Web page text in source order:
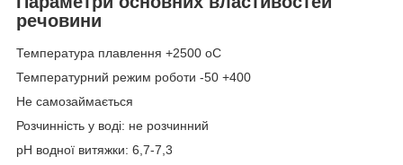
речовини
Температура плавлення +2500 оС
Температурний режим роботи -50 +400
Не самозаймається
Розчинність у воді: не розчинний
pH водної витяжки: 6,7-7,3